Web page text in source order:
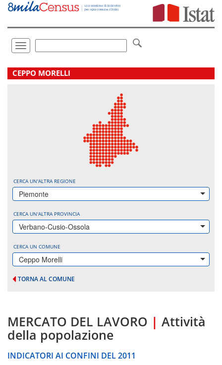
Vai
direttamente
Toggle
navigation
.
CEPPO MORELLI
CERCA UN'ALTRA REGIONE
Piemonte
CERCA UN'ALTRA PROVINCIA
Verbano-Cusio-Ossola
CERCA UN COMUNE
Ceppo Morelli
TORNA AL COMUNE
MERCATO DEL LAVORO | Attività
della popolazione
INDICATORI AI CONFINI DEL 2011